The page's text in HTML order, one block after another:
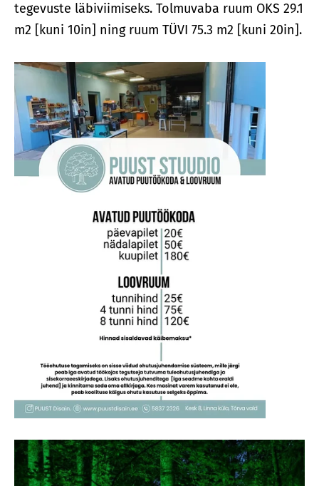
tegevuste läbiviimiseks. Tolmuvaba ruum OKS 29.1
m2 [kuni 10in] ning ruum TÜVI 75.3 m2 [kuni 20in].